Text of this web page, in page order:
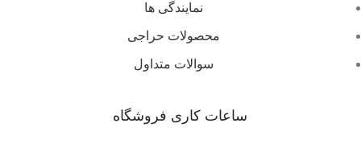
نمایندگی ها
محصولات حراجی
سوالات متداول
ساعات کاری فروشگاه